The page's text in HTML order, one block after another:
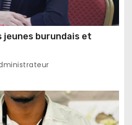
jeunes burundais et